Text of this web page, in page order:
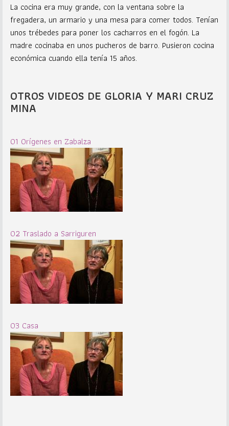
La cocina era muy grande, con la ventana sobre la
fregadera, un armario y una mesa para comer todos. Tenían
unos trébedes para poner los cacharros en el fogón. La
madre cocinaba en unos pucheros de barro. Pusieron cocina
económica cuando ella tenía 15 años.
OTROS VIDEOS DE GLORIA Y MARI CRUZ
MINA
01 Orígenes en Zabalza
02 Traslado a Sarriguren
03 Casa